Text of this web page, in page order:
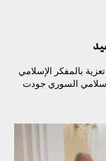
المكتب الإعلامي 31/01/ 2022 بيان تعزية بالمفكر الإسلامي
السوري جودت